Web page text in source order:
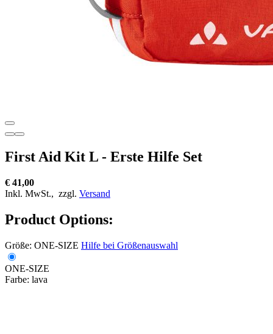
First Aid Kit L - Erste Hilfe Set
€ 41,00
Inkl. MwSt., zzgl. Versand
Product Options:
Größe: ONE-SIZE Hilfe bei Größenauswahl
ONE-SIZE
Farbe: lava